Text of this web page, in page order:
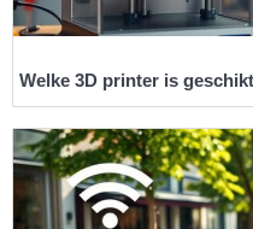
Welke 3D printer is